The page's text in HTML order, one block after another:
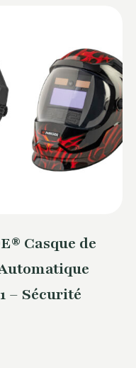
Casque de
– Sécurité